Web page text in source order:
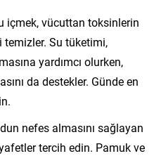
içmek, vücuttan toksinlerin
temizler. Su tüketimi,
yardımcı olurken,
da destekler. Günde en
nefes almasını sağlayan
tercih edin. Pamuk ve